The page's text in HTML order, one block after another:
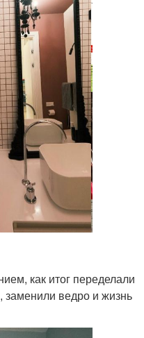
как итог переделали
ведро и жизнь